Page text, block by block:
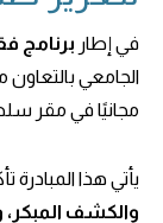
في إطار برنامج
الجامعي بالتعاون
مجانيًا في مقر
يأتي هذا المبادرة
والكشف المبكر،